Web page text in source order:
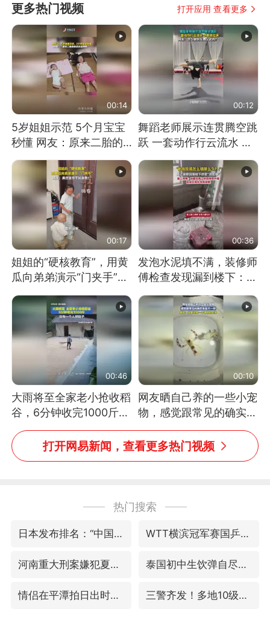
更多热门视频 打开应用 查看更多
00:14
5岁姐姐示范 5个月宝宝
秒懂 网友：原来二胎的
快乐长这样
00:12
舞蹈老师展示连贯腾空跳
跃 一套动作行云流水 节
奏感拉满 网友：怎么做
到又舞又武的？
00:17
姐姐的“硬核教育”，用黄
瓜向弟弟演示“门夹手”，
网友：果然言传不如身
教！
00:36
发泡水泥填不满，装修师
傅检查发现漏到楼下：出
风口未延伸到外墙
00:46
大雨将至全家老小抢收稻
谷，6分钟收完1000斤，
没有一个人掉链子
00:10
网友晒自己养的一些小宠
物，感觉跟常见的确实有
些不一样
打开网易新闻，查看更多热门视频
热门搜索
日本发布排名：“中国第一，美日德韩英法居后” WTT横滨冠军赛国乒女单三将晋级四强
河南重大刑案嫌犯夏某钢落网 泰国初中生饮弹自尽前开了26枪
情侣在平潭拍日出时坠崖致一死一伤 三警齐发！多地10级以上雷暴大风